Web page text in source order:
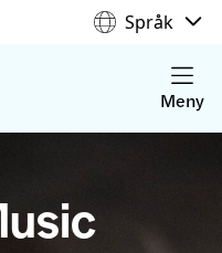
Språk
Meny